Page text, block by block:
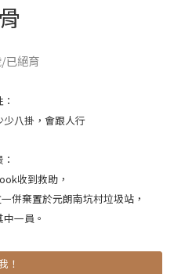
已絕育
八掛，會跟人行
收到救助，
併棄置於元朗南坑村垃圾站，
一員。
！